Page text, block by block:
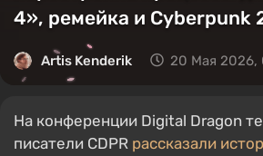
4», ремейка и Cyberpunk
Artis Kenderik 20 Мая 2026,
На конференции Digital Dragon
писатели CDPR рассказали